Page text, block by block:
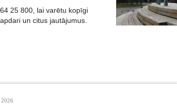
25 800, lai varētu kopīgi
un citus jautājumus.